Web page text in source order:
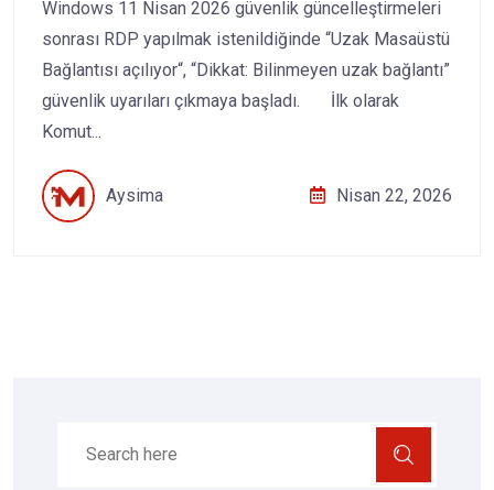
Windows 11 Nisan 2026 güvenlik güncelleştirmeleri
sonrası RDP yapılmak istenildiğinde “Uzak Masaüstü
Bağlantısı açılıyor“, “Dikkat: Bilinmeyen uzak bağlantı”
güvenlik uyarıları çıkmaya başladı. İlk olarak
Komut...
Aysima Nisan 22, 2026